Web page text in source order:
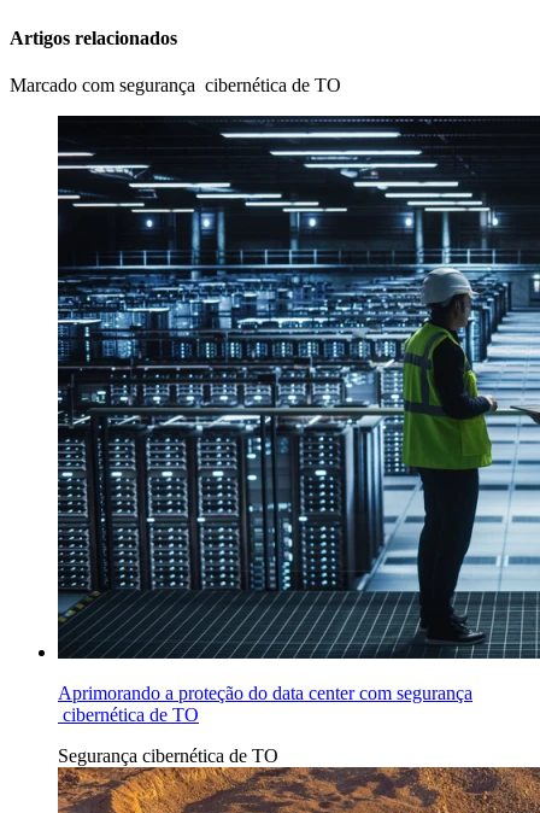
Artigos relacionados
Marcado com segurança cibernética de TO
Aprimorando a proteção do data center com segurança
cibernética de TO
Segurança cibernética de TO